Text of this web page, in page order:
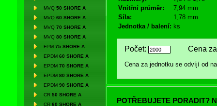
MVQ 50 SHORE A
MVQ 60 SHORE A
MVQ 70 SHORE A
MVQ 80 SHORE A
FPM 75 SHORE A
EPDM 60 SHORE A
EPDM 70 SHORE A
EPDM 80 SHORE A
EPDM 90 SHORE A
CR 50 SHORE A
CR 60 SHORE A
Vnitřní průměr:
7,94 mm
Síla:
1,78 mm
Jednotka / balení: ks
Počet: Cena za
Cena za jednotku se odvíjí od
POTŘEBUJETE PORADIT?